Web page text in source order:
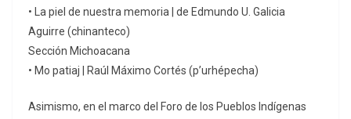
• La piel de nuestra memoria | de Edmundo U. Galicia
Aguirre (chinanteco)
Sección Michoacana
• Mo patiaj | Raúl Máximo Cortés (p’urhépecha)
Asimismo, en el marco del Foro de los Pueblos Indígenas